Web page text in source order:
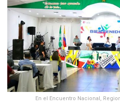
En el Encuentro Nacional,